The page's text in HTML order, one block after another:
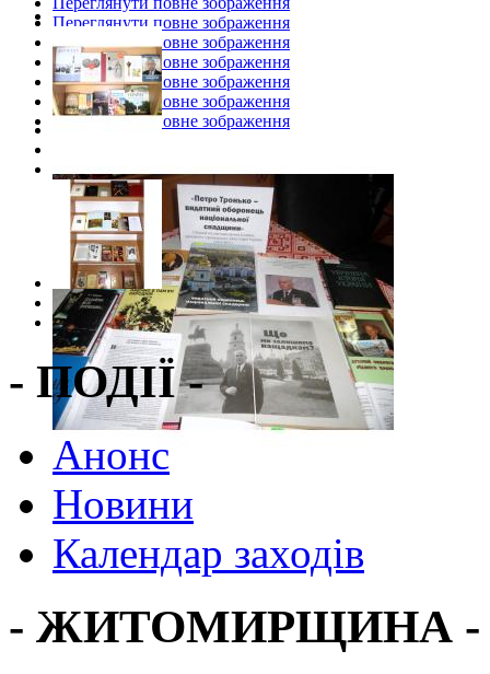
Переглянути повне зображення
Переглянути повне зображення
Переглянути повне зображення
Переглянути повне зображення
Переглянути повне зображення
Переглянути повне зображення
- ПОДІЇ -
Анонс
Новини
Календар заходів
- ЖИТОМИРЩИНА -